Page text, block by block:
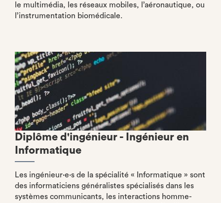
le multimédia, les réseaux mobiles, l’aéronautique, ou
l’instrumentation biomédicale.
Diplôme d'ingénieur - Ingénieur en
Informatique
Les ingénieur·e·s de la spécialité « Informatique » sont
des informaticiens généralistes spécialisés dans les
systèmes communicants, les interactions homme-